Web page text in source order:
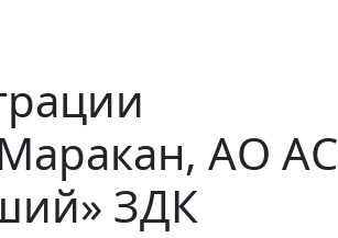
АО АС
ЗДК